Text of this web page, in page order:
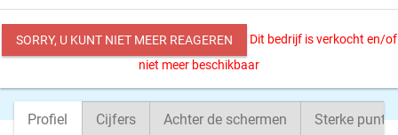
SORRY, U KUNT NIET MEER REAGEREN
Dit bedrijf is verkocht en/of
niet meer beschikbaar
Profiel Cijfers Achter de schermen Sterke